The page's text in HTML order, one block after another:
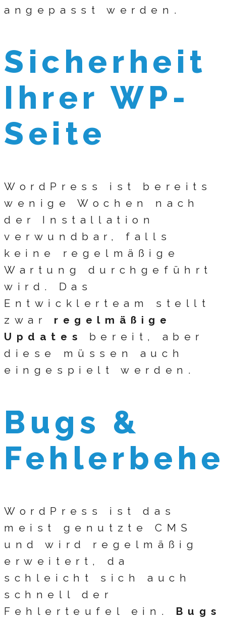
angepasst werden.
Sicherheit
Ihrer WP-
Seite
WordPress ist bereits
wenige Wochen nach
der Installation
verwundbar, falls
keine regelmäßige
Wartung durchgeführt
wird. Das
Entwicklerteam stellt
zwar regelmäßige
Updates
bereit, aber
diese müssen auch
eingespielt werden.
Bugs &
WordPress ist das
meist genutzte CMS
und wird regelmäßig
erweitert, da
schleicht sich auch
schnell der
Fehlerteufel ein. Bugs